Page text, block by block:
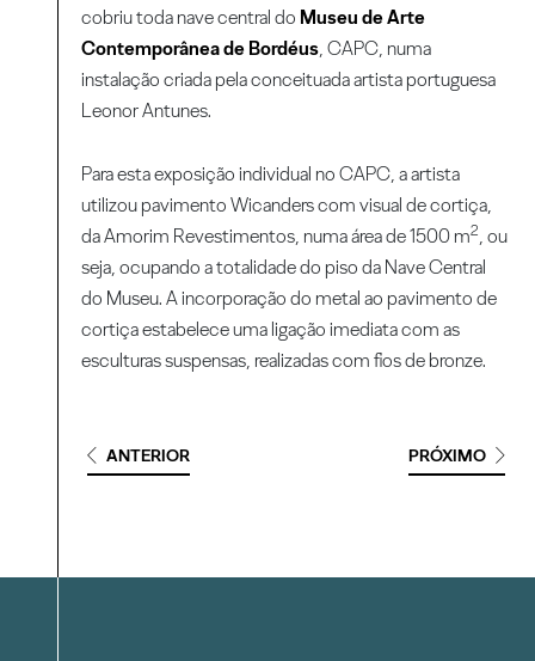
cobriu toda nave central do Museu de Arte
Contemporânea de Bordéus, CAPC, numa
instalação criada pela conceituada artista portuguesa
Leonor Antunes.
Para esta exposição individual no CAPC, a artista
utilizou pavimento Wicanders com visual de cortiça,
da Amorim Revestimentos, numa área de 1500 m2, ou
seja, ocupando a totalidade do piso da Nave Central
do Museu. A incorporação do metal ao pavimento de
cortiça estabelece uma ligação imediata com as
esculturas suspensas, realizadas com fios de bronze.
ANTERIOR PRÓXIMO